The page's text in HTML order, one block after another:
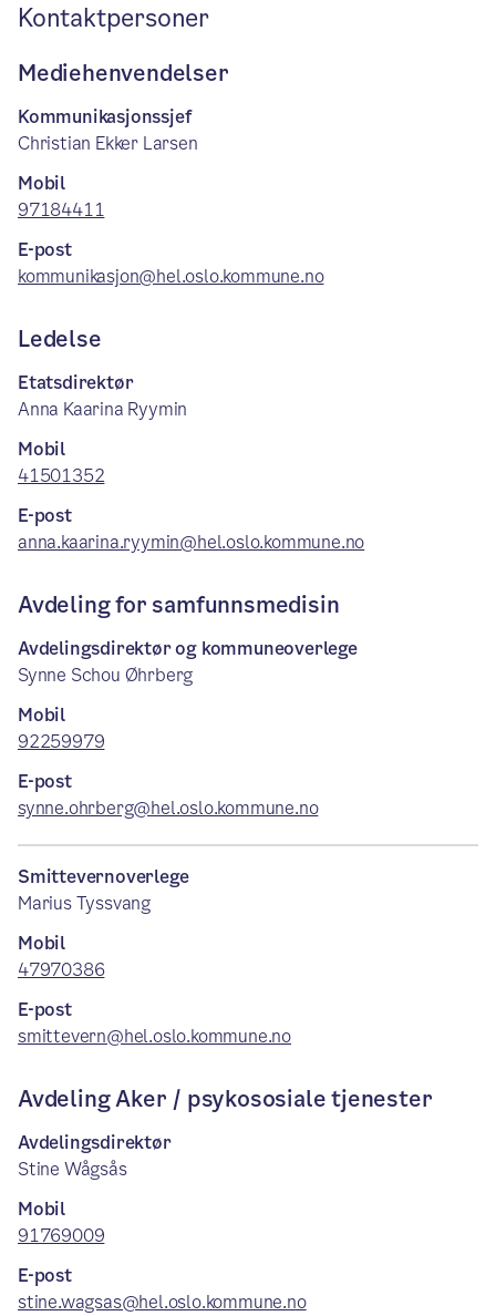
Kontaktpersoner
Mediehenvendelser
Kommunikasjonssjef
Christian Ekker Larsen
Mobil
97184411
E-post
kommunikasjon@hel.oslo.kommune.no
Ledelse
Etatsdirektør
Anna Kaarina Ryymin
Mobil
41501352
E-post
anna.kaarina.ryymin@hel.oslo.kommune.no
Avdeling for samfunnsmedisin
Avdelingsdirektør og kommuneoverlege
Synne Schou Øhrberg
Mobil
92259979
E-post
synne.ohrberg@hel.oslo.kommune.no
Smittevernoverlege
Marius Tyssvang
Mobil
47970386
E-post
smittevern@hel.oslo.kommune.no
Avdeling Aker / psykososiale tjenester
Avdelingsdirektør
Stine Wågsås
Mobil
91769009
E-post
stine.wagsas@hel.oslo.kommune.no